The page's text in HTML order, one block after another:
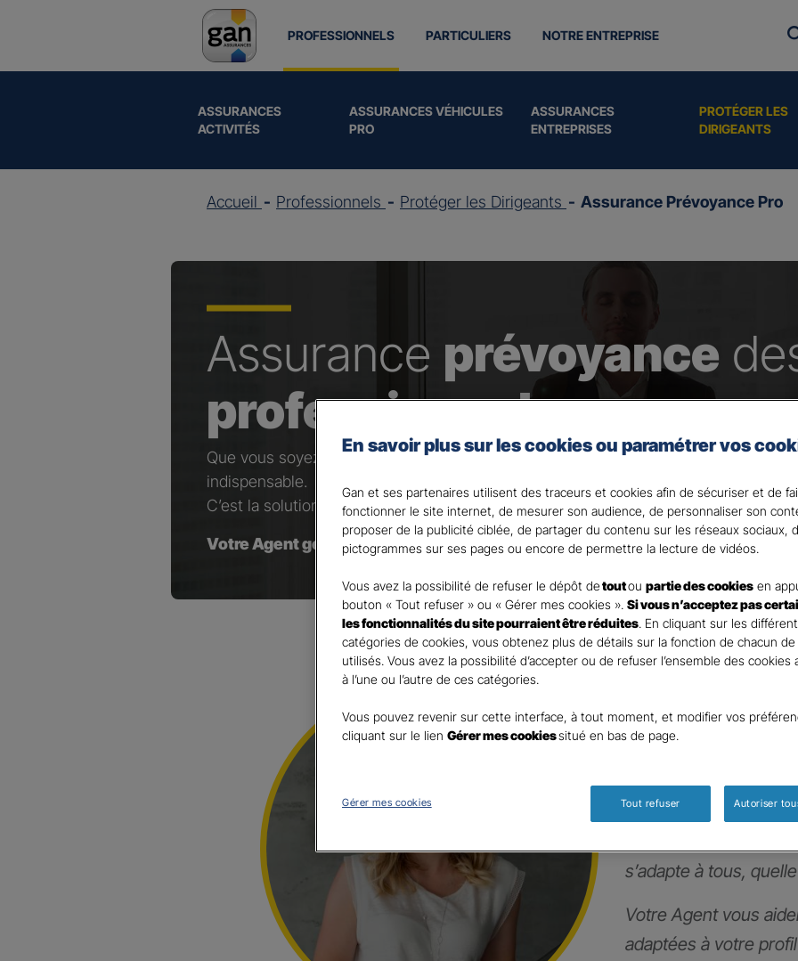
PROFESSIONNELS
ASSURANCES
ACTIVITÉS
ASSURANCES VÉHICULES
PRO
ASSURANCES
ENTREPRISES
PROTÉGER LES
DIRIGEANTS
PARTICULIERS NOTRE ENTREPRISE
Accueil Professionnels Protéger les Dirigeants Assurance Prévoyance Pro
Assurance prévoyance
professionnels
Que vous soyez artisan, commerçant, profession libérale ou exploitant agricole,
indispensable.
C’est la solution pour maintenir votre revenu et pallier les faiblesses de votre
Votre Agent général est à votre disposition pour répondre à toutes vos
d’expert
s’adapte à tous,
Votre Agent vous
adaptées à votre
En savoir plus sur les cookies ou paramétrer vos
Gan et ses partenaires utilisent des traceurs et cookies afin de sécuriser et de
fonctionner le site internet, de mesurer son audience, de personnaliser son
proposer de la publicité ciblée, de partager du contenu sur les réseaux sociaux,
pictogrammes sur ses pages ou encore de permettre la lecture de vidéos.
Vous avez la possibilité de refuser le dépôt detoutou partie des cookies en
bouton « Tout refuser » ou « Gérer mes cookies ». Si vous n’acceptez pas
les fonctionnalités du site pourraient être réduites. En cliquant sur les
catégories de cookies, vous obtenez plus de détails sur la fonction de chacun
utilisés. Vous avez la possibilité d’accepter ou de refuser l’ensemble des cookies
à l’une ou l’autre de ces catégories.
Vous pouvez revenir sur cette interface, à tout moment, et modifier vos
cliquant sur le lien Gérer mes cookiessitué en bas de page.
Gérer mes cookies Tout refuser Autoriser